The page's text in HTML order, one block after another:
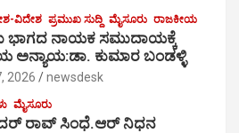
ವಿದೇಶ ಪ್ರಮುಖ ಸುದ್ದಿ ಮೈಸೂರು ರಾಜಕೀಯ
ಭಾಗದ ನಾಯಕ ಸಮುದಾಯಕ್ಕೆ
ಅನ್ಯಾಯ:ಡಾ. ಕುಮಾರ ಬಂಡಳ್ಳಿ
2026 newsdesk
ಮೈಸೂರು
ರಾವ್ ಸಿಂಧೆ.ಆರ್ ನಿಧನ